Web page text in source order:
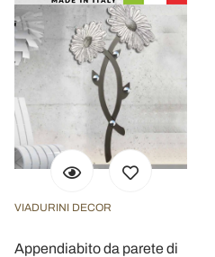
VIADURINI DECOR
Appendiabito da parete di